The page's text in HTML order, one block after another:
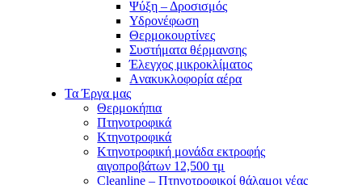
Ψύξη – Δροσισμός
Υδρονέφωση
Θερμοκουρτίνες
Συστήματα θέρμανσης
Έλεγχος μικροκλίματος
Aνακυκλοφορία αέρα
Τα Έργα μας
Θερμοκήπια
Πτηνοτροφικά
Κτηνοτροφικά
Κτηνοτροφική μονάδα εκτροφής
αιγοπροβάτων 12,500 τμ
Cleanline – Πτηνοτροφικοί θάλαμοι νέας